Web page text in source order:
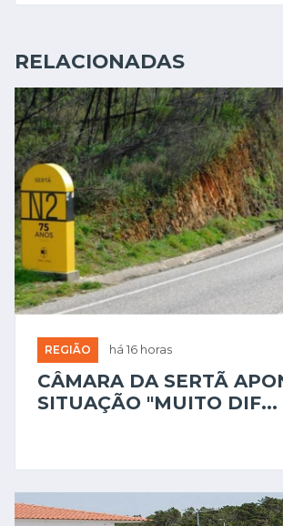
RELACIONADAS
REGIÃO há 16 horas
CÂMARA DA SERTÃ
SITUAÇÃO "MUITO DIF...